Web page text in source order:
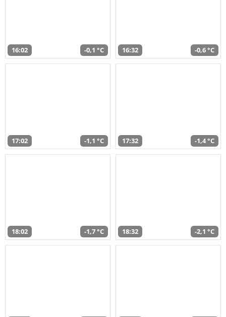
16:02 -0,1 °C 16:32 -0,6 °C
17:02 -1,1 °C 17:32 -1,4 °C
18:02 -1,7 °C 18:32 -2,1 °C